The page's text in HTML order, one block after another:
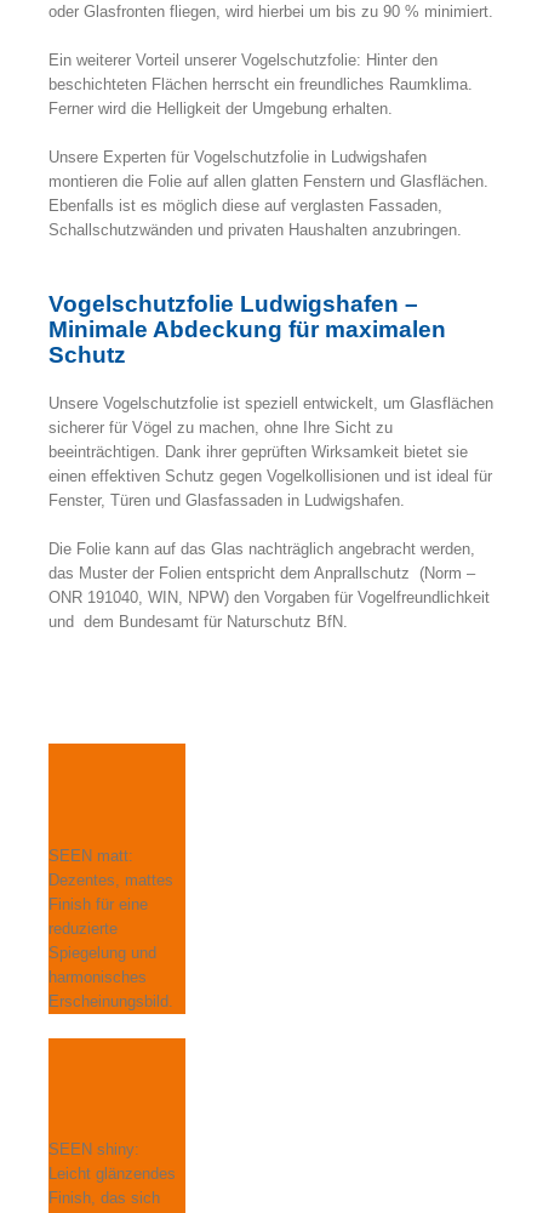
oder Glasfronten fliegen, wird hierbei um bis zu 90 % minimiert.
Ein weiterer Vorteil unserer Vogelschutzfolie: Hinter den
beschichteten Flächen herrscht ein freundliches Raumklima.
Ferner wird die Helligkeit der Umgebung erhalten.
Unsere Experten für Vogelschutzfolie in Ludwigshafen
montieren die Folie auf allen glatten Fenstern und Glasflächen.
Ebenfalls ist es möglich diese auf verglasten Fassaden,
Schallschutzwänden und privaten Haushalten anzubringen.
Vogelschutzfolie Ludwigshafen –
Minimale Abdeckung für maximalen
Schutz
Unsere Vogelschutzfolie ist speziell entwickelt, um Glasflächen
sicherer für Vögel zu machen, ohne Ihre Sicht zu
beeinträchtigen. Dank ihrer geprüften Wirksamkeit bietet sie
einen effektiven Schutz gegen Vogelkollisionen und ist ideal für
Fenster, Türen und Glasfassaden in Ludwigshafen.
Die Folie kann auf das Glas nachträglich angebracht werden,
das Muster der Folien entspricht dem Anprallschutz (Norm –
ONR 191040, WIN, NPW) den Vorgaben für Vogelfreundlichkeit
und dem Bundesamt für Naturschutz BfN.
SEEN matt:
Dezentes, mattes
Finish für eine
reduzierte
Spiegelung und
harmonisches
Erscheinungsbild.
SEEN shiny:
Leicht glänzendes
Finish, das sich